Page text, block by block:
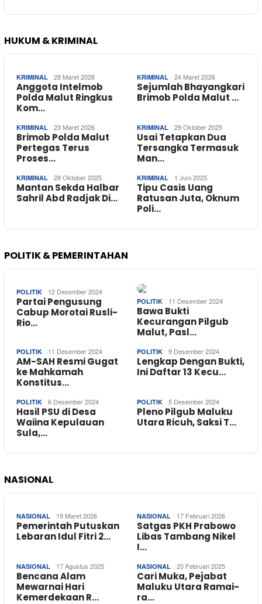
HUKUM & KRIMINAL
KRIMINAL 28 Maret 2026
Anggota Intelmob
Polda Malut Ringkus
Kom…
KRIMINAL 24 Maret 2026
Sejumlah Bhayangkari
Brimob Polda Malut …
KRIMINAL 23 Maret 2026
Brimob Polda Malut
Pertegas Terus
Proses…
KRIMINAL 29 Oktober 2025
Usai Tetapkan Dua
Tersangka Termasuk
Man…
KRIMINAL 28 Oktober 2025
Mantan Sekda Halbar
Sahril Abd Radjak Di…
KRIMINAL 1 Juni 2025
Tipu Casis Uang
Ratusan Juta, Oknum
Poli…
POLITIK & PEMERINTAHAN
POLITIK 12 Desember 2024
Partai Pengusung
Cabup Morotai Rusli-
Rio…
POLITIK 11 Desember 2024
Bawa Bukti
Kecurangan Pilgub
Malut, Pasl…
POLITIK 11 Desember 2024
AM-SAH Resmi Gugat
ke Mahkamah
Konstitus…
POLITIK 9 Desember 2024
Lengkap Dengan Bukti,
Ini Daftar 13 Kecu…
POLITIK 6 Desember 2024
Hasil PSU di Desa
Waiina Kepulauan
Sula,…
POLITIK 5 Desember 2024
Pleno Pilgub Maluku
Utara Ricuh, Saksi T…
NASIONAL
NASIONAL 19 Maret 2026
Pemerintah Putuskan
Lebaran Idul Fitri 2…
NASIONAL 17 Februari 2026
Satgas PKH Prabowo
Libas Tambang Nikel
I…
NASIONAL 17 Agustus 2025
Bencana Alam
Mewarnai Hari
Kemerdekaan R…
NASIONAL 20 Februari 2025
Cari Muka, Pejabat
Maluku Utara Ramai-
ra…